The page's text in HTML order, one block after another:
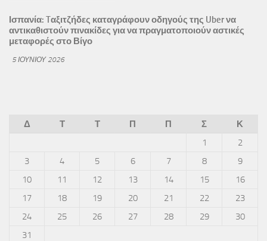
Ισπανία: Tαξιτζήδες καταγράφουν οδηγούς της Uber να
αντικαθιστούν πινακίδες για να πραγματοποιούν αστικές
μεταφορές στο Βίγο
5 ΙΟΥΝΊΟΥ 2026
Δ Τ Τ Π Π Σ
Κ
1
2
3
4 5 6 7 8
9
10
11 12 13 14 15
16
17
18 19 20 21 22
23
24
25 26 27 28 29
30
31